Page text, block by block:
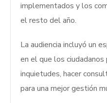
implementados y los
el resto del año.
La audiencia incluyó un
en el que los
inquietudes, hacer
para una mejor gestión